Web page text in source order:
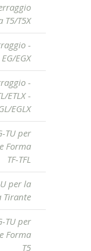
T5/T5X
-
EGX
-
ETLX -
EGLX
TU per
Forma
TF-TFL
per la
Tirante
TU per
Forma
T5